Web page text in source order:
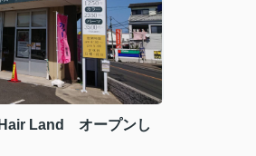
Land オープンし